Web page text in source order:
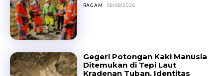
RAGAM 08/08/2026
Geger! Potongan Kaki Manusia
Ditemukan di Tepi Laut
Kradenan Tuban, Identitas